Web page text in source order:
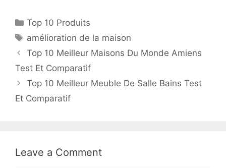
Top 10 Produits
amélioration de la maison
Top 10 Meilleur Maisons Du Monde Amiens
Test Et Comparatif
Top 10 Meilleur Meuble De Salle Bains Test
Et Comparatif
Leave a Comment